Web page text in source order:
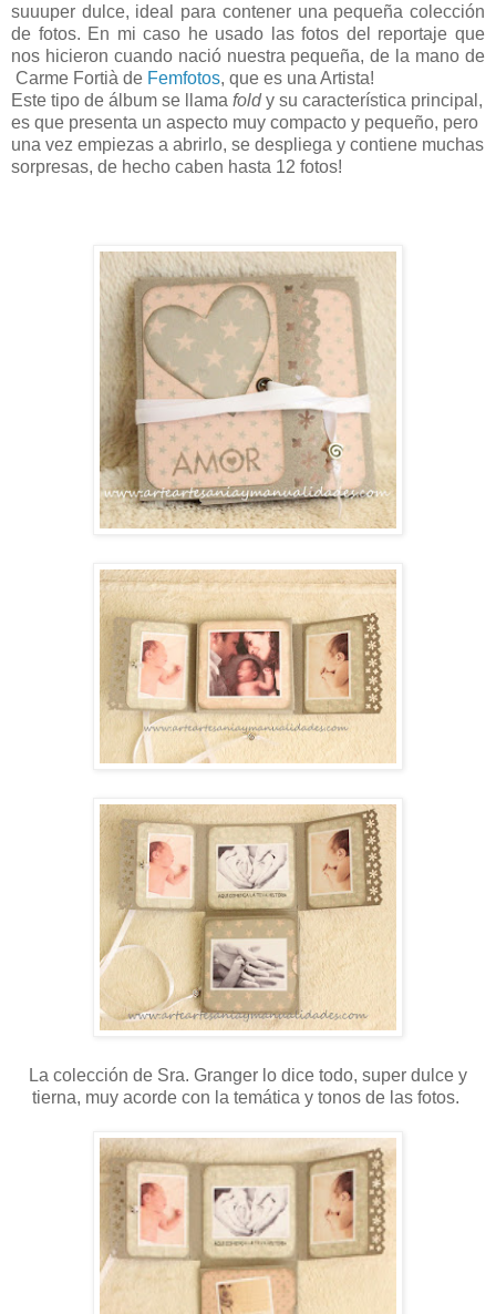
suuuper dulce, ideal para contener una pequeña colección
de fotos. En mi caso he usado las fotos del reportaje que
nos hicieron cuando nació nuestra pequeña, de la mano de
Carme Fortià de Femfotos, que es una Artista!
Este tipo de álbum se llama foldy su característica principal,
es que presenta un aspecto muy compacto y pequeño, pero
una vez empiezas a abrirlo, se despliega y contiene muchas
sorpresas, de hecho caben hasta 12 fotos!
La colección de Sra. Granger lo dice todo, super dulce y
tierna, muy acorde con la temática y tonos de las fotos.